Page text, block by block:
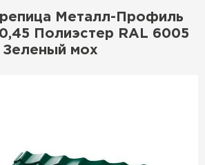
Металл-Профиль
Полиэстер RAL 6005
Зеленый мох